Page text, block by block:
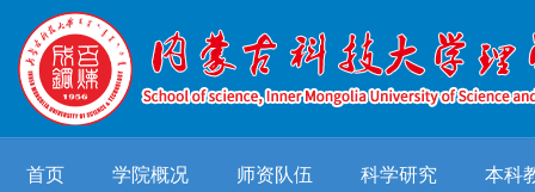
首页 学院概况 师资队伍 科学研究 本科